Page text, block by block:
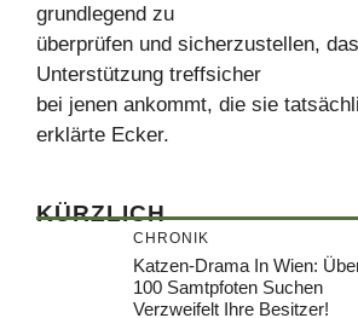
grundlegend zu
überprüfen und sicherzustellen,
Unterstützung treffsicher
bei jenen ankommt, die sie
erklärte Ecker.
KÜRZLICH
CHRONIK
Katzen-Drama In Wien:
100 Samtpfoten Suchen
Verzweifelt Ihre Besitzer!